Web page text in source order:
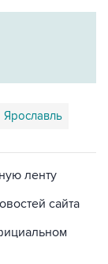
Ярославль
ленту
сайта